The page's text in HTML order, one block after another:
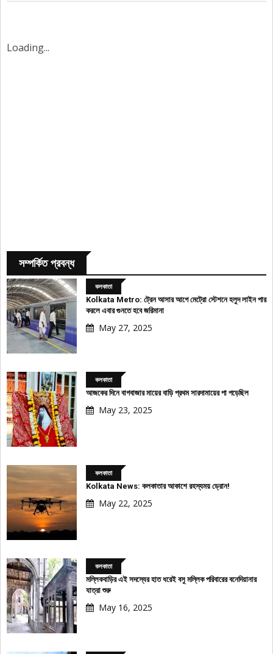
Loading...
সম্পর্কিত প্রবন্ধ
কলকাতা
Kolkata Metro: ট্রেন আসার আগে মেট্রো স্টেশনে হলুদ লাইন পার
করলে এবার গুনতে হবে জরিমানা
May 27, 2025
কলকাতা
আজকের দিনে বাগবাজার মায়ের বাড়ি প্রথম সারদামায়ের পা পড়েছিল
May 23, 2025
কলকাতা
Kolkata News: কলকাতার আকাশে রহস্যময় ড্রোন!
May 22, 2025
কলকাতা
মল্লিকবাড়ির এই সদস্যের হাত ধরেই বসু মল্লিক পরিবারের বনেদিয়ানার
যাত্রা শুরু
May 16, 2025